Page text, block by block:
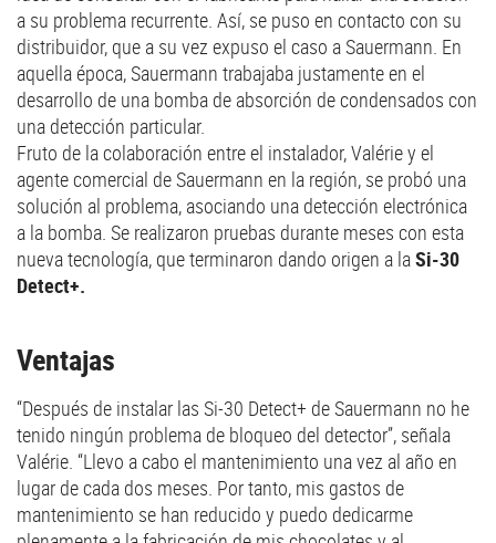
a su problema recurrente. Así, se puso en contacto con su
distribuidor, que a su vez expuso el caso a Sauermann. En
aquella época, Sauermann trabajaba justamente en el
desarrollo de una bomba de absorción de condensados con
una detección particular.
Fruto de la colaboración entre el instalador, Valérie y el
agente comercial de Sauermann en la región, se probó una
solución al problema, asociando una detección electrónica
a la bomba. Se realizaron pruebas durante meses con esta
nueva tecnología, que terminaron dando origen a laSi-30
Detect+.
Ventajas
“Después de instalar las Si-30 Detect+ de Sauermann no he
tenido ningún problema de bloqueo del detector”, señala
Valérie. “Llevo a cabo el mantenimiento una vez al año en
lugar de cada dos meses. Por tanto, mis gastos de
mantenimiento se han reducido y puedo dedicarme